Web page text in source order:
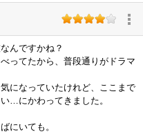
んですかね？
ってたから、普段通りがドラマ
になっていたけれど、ここまで
…にかわってきました。
にいても。